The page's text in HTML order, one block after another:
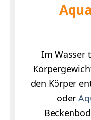
Im Wasser
den Körper
oder